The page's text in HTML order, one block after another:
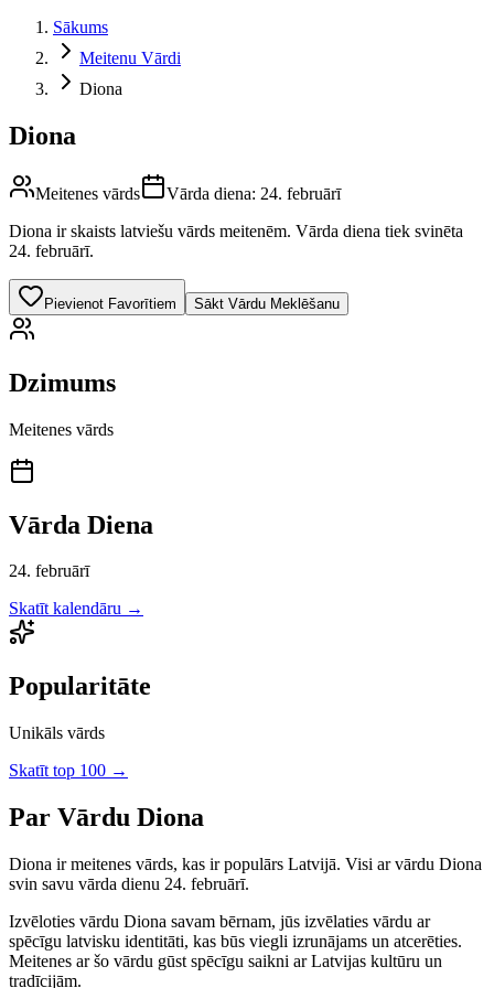
Sākums
Meitenu Vārdi
Diona
Diona
Meitenes vārds Vārda diena: 24. februārī
Diona ir skaists latviešu vārds meitenēm. Vārda diena tiek svinēta
24. februārī.
Pievienot Favorītiem Sākt Vārdu Meklēšanu
Dzimums
Meitenes vārds
Vārda Diena
24. februārī
Skatīt kalendāru →
Popularitāte
Unikāls vārds
Skatīt top 100 →
Par Vārdu Diona
Diona irmeitenes vārds, kas ir populārs Latvijā. Visi ar vārdu Diona
svin savu vārda dienu 24. februārī.
Izvēloties vārdu Diona savam bērnam, jūs izvēlaties vārdu ar
spēcīgu latvisku identitāti, kas būs viegli izrunājams un atcerēties.
Meitenes ar šo vārdu gūst spēcīgu saikni ar Latvijas kultūru un
tradīcijām.